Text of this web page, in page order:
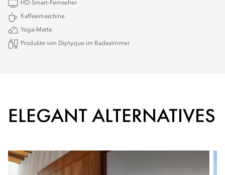
HD-Smart-Fernseher
Kaffeemaschine
Yoga-Matte
Produkte von Diptyque im Badezimmer
ELEGANT ALTERNATIVES